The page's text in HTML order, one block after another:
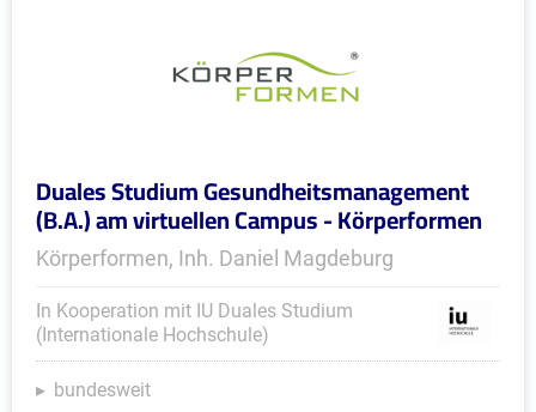
Duales Studium Gesundheitsmanagement
(B.A.) am virtuellen Campus - Körperformen
Körperformen, Inh. Daniel Magdeburg
In Kooperation mit IU Duales Studium
(Internationale Hochschule)
bundesweit